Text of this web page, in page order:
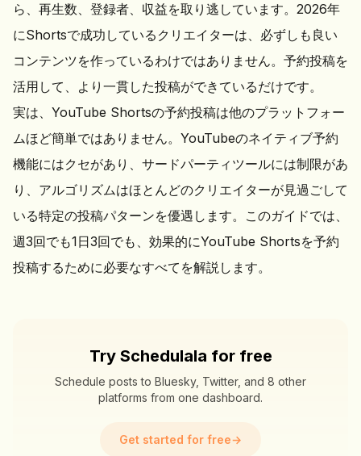
ら、再生数、登録者、収益を取り逃しています。2026年
にShortsで成功しているクリエイターは、必ずしも良い
コンテンツを作っているわけではありません。予約投稿を
活用して、より一貫した投稿ができているだけです。
実は、YouTube Shortsの予約投稿は他のプラットフォー
ムほど簡単ではありません。YouTubeのネイティブ予約
機能にはクセがあり、サードパーティツールには制限があ
り、アルゴリズムはほとんどのクリエイターが見過ごして
いる特定の投稿パターンを優遇します。このガイドでは、
週3回でも1日3回でも、効果的にYouTube Shortsを予約
投稿するために必要なすべてを解説します。
Try Schedulala for free
Schedule posts to Bluesky, Twitter, and 8 other
platforms from one dashboard.
Get started for free→